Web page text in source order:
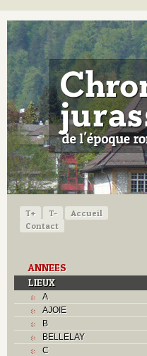
T+ T-
Accueil
Contact
ANNEES
LIEUX
A
AJOIE
B
BELLELAY
C